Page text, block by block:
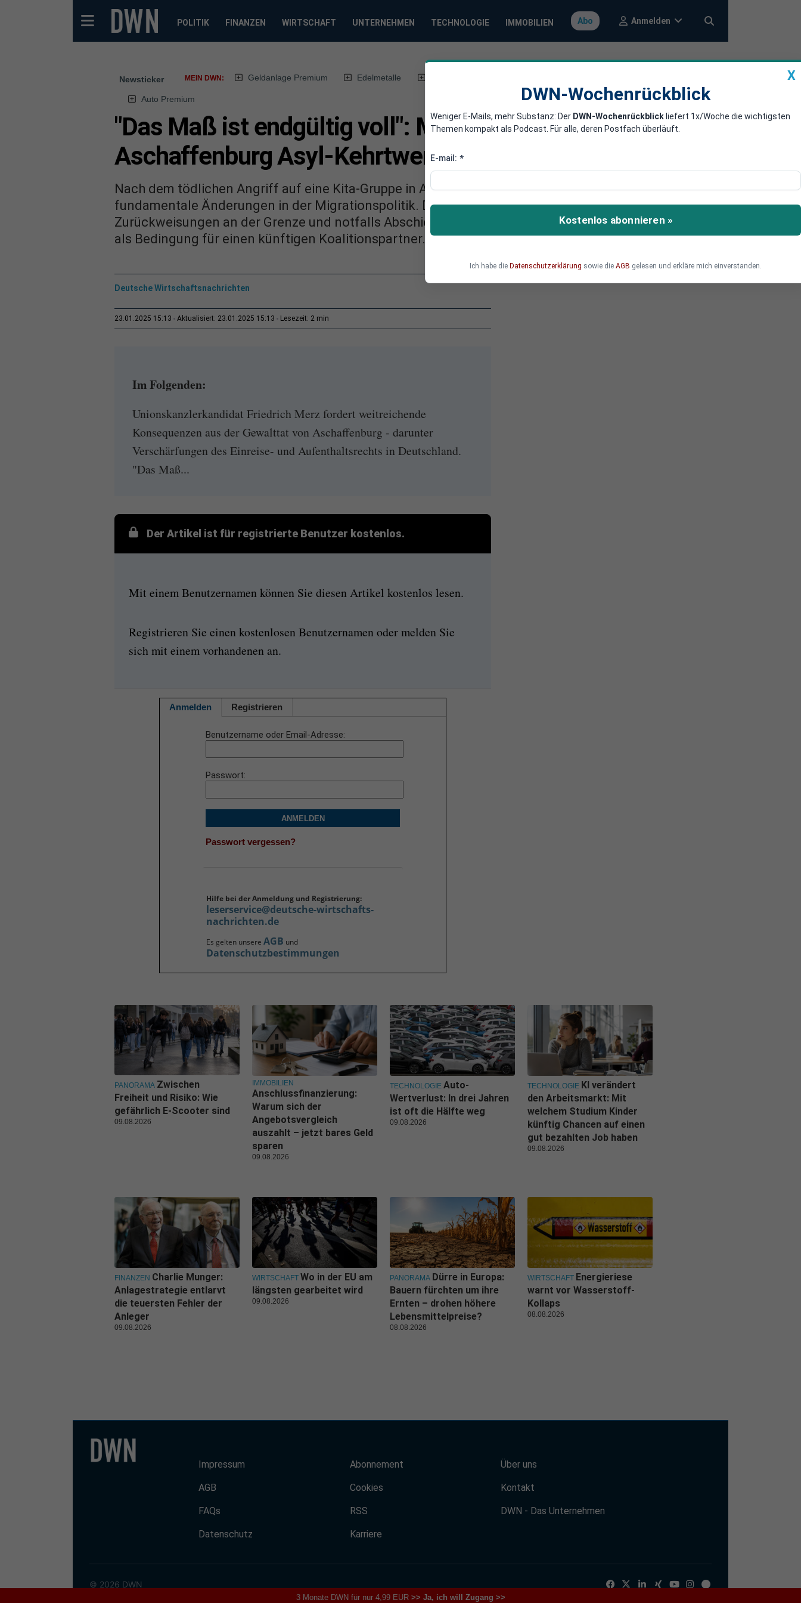
POLITIK FINANZEN WIRTSCHAFT UNTERNEHMEN TECHNOLOGIE IMMOBILIEN Abo Anmelden
Newsticker MEIN DWN: Geldanlage Premium Edelmetalle
Auto Premium
"Das Maß ist endgültig voll": Merz will nach
Aschaffenburg Asyl-Kehrtwende
Nach dem tödlichen Angriff auf eine Kita-Gruppe in Aschaffenburg verlangt der CDU-Chef
fundamentale Änderungen in der Migrationspolitik. Der Kanzlerkandidat der Union will strikte
Zurückweisungen an der Grenze und notfalls Abschiebehaft. Merz knüpft die Asyl-Kehrtwende
als Bedingung für einen künftigen Koalitionspartner.
Deutsche Wirtschaftsnachrichten
23.01.2025 15:13 Aktualisiert: 23.01.2025 15:13 Lesezeit: 2 min
Im Folgenden:
Unionskanzlerkandidat Friedrich Merz fordert weitreichende
Konsequenzen aus der Gewalttat von Aschaffenburg - darunter
Verschärfungen des Einreise- und Aufenthaltsrechts in Deutschland.
"Das Maß...
Der Artikel ist für registrierte Benutzer kostenlos.
Mit einem Benutzernamen können Sie diesen Artikel kostenlos lesen.
Registrieren Sie einen kostenlosen Benutzernamen oder melden Sie
sich mit einem vorhandenen an.
Anmelden Registrieren
Benutzername oder Email-Adresse
Passwort
ANMELDEN
Passwort vergessen?
Hilfe bei der Anmeldung und Registrierung:
leserservice@deutsche-wirtschafts-
nachrichten.de
Es gelten unsere AGB und
Datenschutzbestimmungen
X
DWN-Wochenrückblick
Weniger E-Mails, mehr Substanz: Der DWN-Wochenrückblick liefert 1x/Woche die wichtigsten
Themen kompakt als Podcast. Für alle, deren Postfach überläuft.
E-mail: *
Kostenlos abonnieren »
Ich habe die Datenschutzerklärung sowie die AGB gelesen und erkläre mich einverstanden.
PANORAMA Zwischen
Freiheit und Risiko: Wie
gefährlich E-Scooter sind
09.08.2026
IMMOBILIEN
Anschlussfinanzierung:
Warum sich der
Angebotsvergleich
auszahlt – jetzt bares Geld
sparen
09.08.2026
TECHNOLOGIE Auto-
Wertverlust: In drei Jahren
ist oft die Hälfte weg
09.08.2026
TECHNOLOGIE KI verändert
den Arbeitsmarkt: Mit
welchem Studium Kinder
künftig Chancen auf einen
gut bezahlten Job haben
09.08.2026
FINANZEN Charlie Munger:
Anlagestrategie entlarvt
die teuersten Fehler der
Anleger
09.08.2026
WIRTSCHAFT Wo in der EU am
längsten gearbeitet wird
09.08.2026
PANORAMA Dürre in Europa:
Bauern fürchten um ihre
Ernten – drohen höhere
Lebensmittelpreise?
08.08.2026
WIRTSCHAFT Energieriese
warnt vor Wasserstoff-
Kollaps
08.08.2026
Impressum
AGB
FAQs
Datenschutz
Abonnement
Cookies
RSS
Karriere
Über uns
Kontakt
DWN - Das Unternehmen
© 2026 DWN
3 Monate DWN für nur 4,99 EUR>> Ja, ich will Zugang >>